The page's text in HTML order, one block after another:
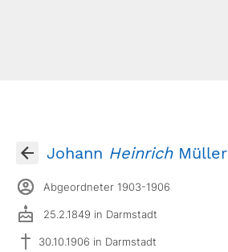
Johann HeinrichMüller
Abgeordneter 1903-1906
25.2.1849 in Darmstadt
30.10.1906 in Darmstadt